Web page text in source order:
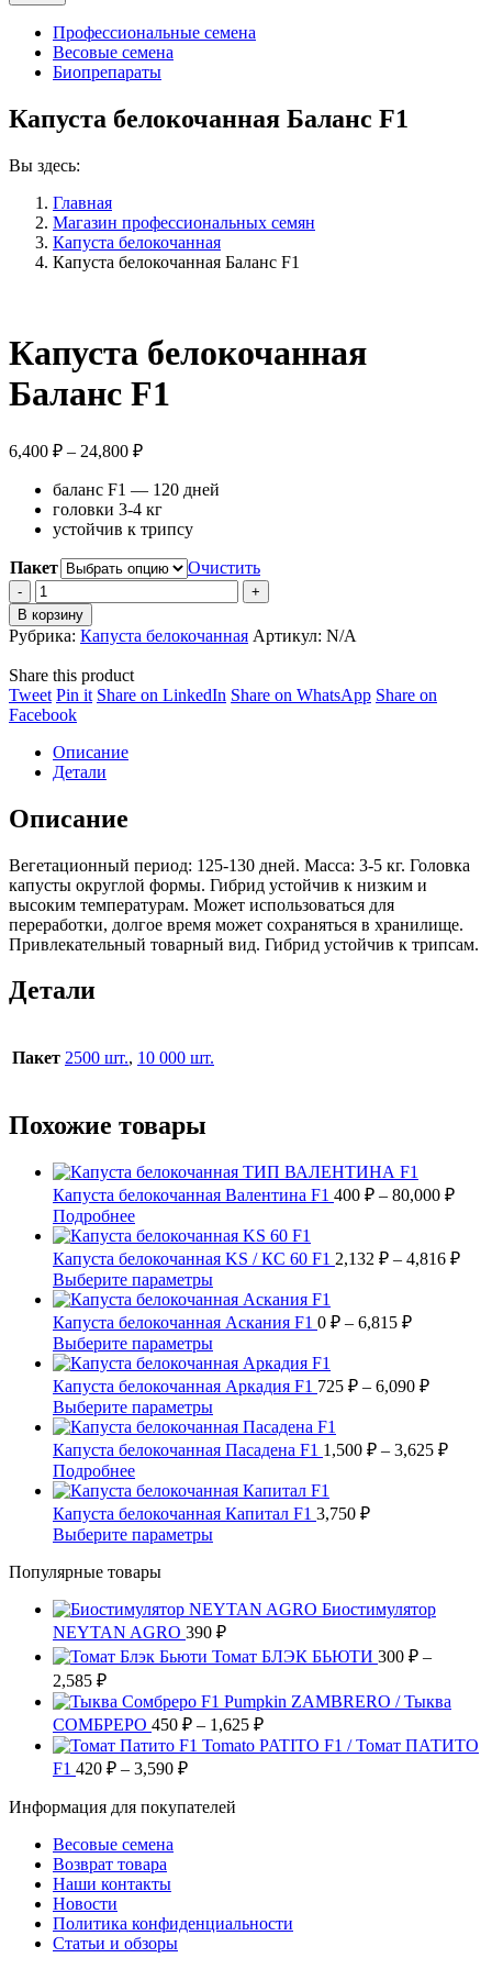
Профессиональные семена
Весовые семена
Биопрепараты
Капуста белокочанная Баланс F1
Вы здесь:
Главная
Магазин профессиональных семян
Капуста белокочанная
Капуста белокочанная Баланс F1
Капуста белокочанная
Баланс F1
6,400 ₽ – 24,800 ₽Диапазон
6,400 ₽
–
24,800 ₽
баланс F1 — 120 дней
головки 3-4 кг
устойчив к трипсу
Пакет
Очистить
Капуста
белокочанная
Баланс
F1
quantity
В корзину
Рубрика: Капуста белокочанная Артикул: N/A
Share this product
TweetShare
on
Pin itShare
Share on LinkedIn Share
Share on WhatsAppShare
Share on
FacebookShare
Facebook
Описание
Детали
Описание
Вегетационный период: 125-130 дней. Масса: 3-5 кг. Головка
капусты округлой формы. Гибрид устойчив к низким и
высоким температурам. Может использоваться для
переработки, долгое время может сохраняться в хранилище.
Привлекательный товарный вид. Гибрид устойчив к трипсам.
Детали
Пакет 2500 шт., 10 000 шт.
Похожие товары
Капуста белокочанная Валентина F1 400 ₽ – 80,000 ₽
–
ПодробнееЭтот
товар
имеет
несколько
вариаций.
Опции
можно
выбрать
на
странице
товара.
Капуста белокочанная KS / КС 60 F1 2,132 ₽ – 4,816 ₽
Выберите параметрыЭтот
товар
имеет
несколько
вариаций.
Опции
можно
выбрать
на
странице
Капуста белокочанная Аскания F1 0 ₽ – 6,815 ₽Диапазон
–
Выберите параметрыЭтот
товар
имеет
несколько
вариаций.
Опции
можно
выбрать
на
странице
товара.
Капуста белокочанная Аркадия F1 725 ₽ – 6,090 ₽
–
Выберите параметрыЭтот
товар
имеет
несколько
вариаций.
Опции
можно
выбрать
товара.
Капуста белокочанная Пасадена F1 1,500 ₽ – 3,625 ₽
ПодробнееЭтот
товар
имеет
несколько
вариаций.
Опции
выбрать
на
странице
товара.
Капуста белокочанная Капитал F1 3,750 ₽
Выберите параметрыЭтот
вариаций.
Опции
можно
на
странице
товара.
Популярные товары
Биостимулятор
NEYTAN AGRO 390 ₽
Томат БЛЭК БЬЮТИ 300 ₽ –
2,585 ₽Диапазон
цен:
300 ₽
–
2,585 ₽
Pumpkin ZAMBRERO / Тыква
СОМБРЕРО 450 ₽ – 1,625 ₽Диапазон
цен:
Tomato PATITO F1 / Томат ПАТИТО
F1 420 ₽ – 3,590 ₽Диапазон
420 ₽
Информация для покупателей
Весовые семена
Возврат товара
Наши контакты
Новости
Политика конфиденциальности
Статьи и обзоры